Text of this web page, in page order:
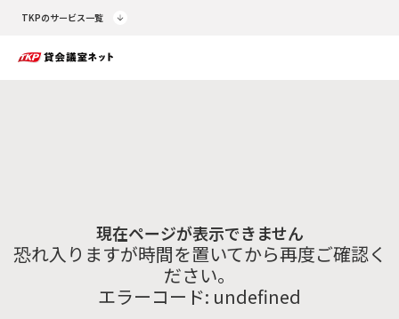
TKPのサービス一覧
現在ページが表示できません
恐れ入りますが時間を置いてから再度ご確認く
ださい。
エラーコード: undefined